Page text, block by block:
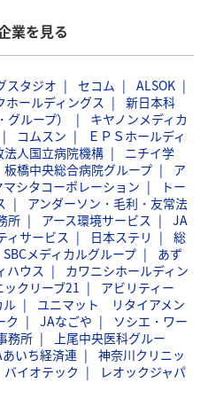
業を見る
スタジオ セコム
ALSOK
ホールディングス
新日本科
ループ）
キヤノンメディカ
コムスン
ＥＰＳホールディ
法人国立病院機構
ニチイ学
板橋中央総合病院グループ
ア
マシタコーポレーション
トー
アンダーソン・毛利・友常法
所 アース環境サービス
JA
ィサービス 日本ステリ
総
SBCメディカルグループ
あず
ハウス
カワニシホールディン
クリーブ21
アビリティー
ル
ユニマット リタイアメン
ク JAなごや
ソシエ・ワー
務所
上尾中央医科グルー
いち経済連
神奈川クリニッ
バイオテック
レオックジャパ